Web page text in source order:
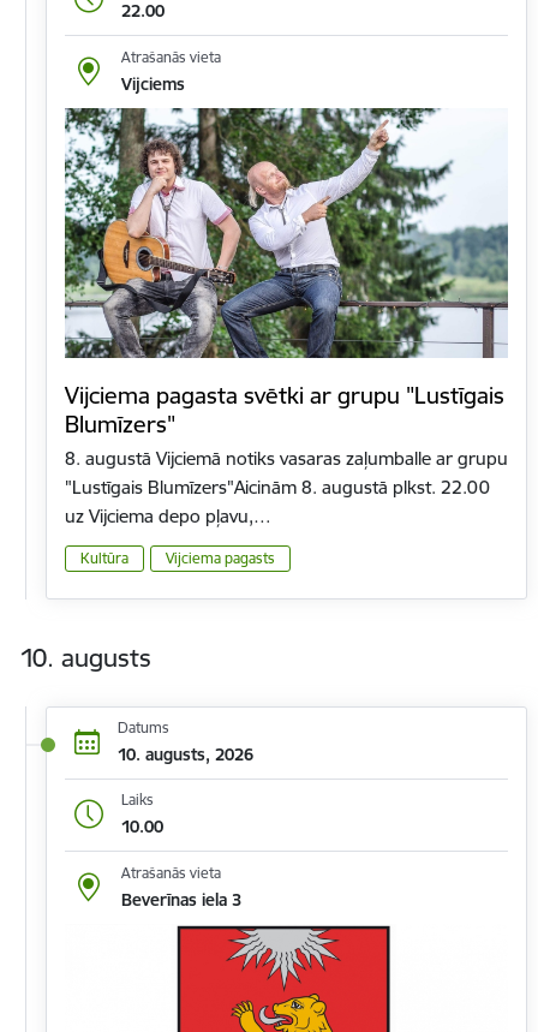
22.00
Atrašanās vieta
Vijciems
Vijciema pagasta svētki ar grupu "Lustīgais
Blumīzers"
8. augustā Vijciemā notiks vasaras zaļumballe ar grupu
"Lustīgais Blumīzers"Aicinām 8. augustā plkst. 22.00
uz Vijciema depo pļavu,…
Kultūra Vijciema pagasts
10. augusts
Datums
10. augusts, 2026
Laiks
10.00
Atrašanās vieta
Beverīnas iela 3